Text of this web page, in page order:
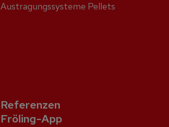
Austragungssysteme Pellets
Referenzen
Fröling-App